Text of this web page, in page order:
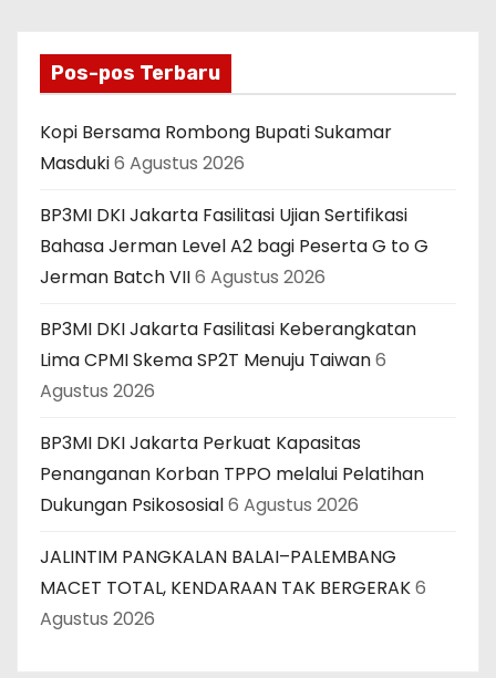
Pos-pos Terbaru
Kopi Bersama Rombong Bupati Sukamar
Masduki6 Agustus 2026
BP3MI DKI Jakarta Fasilitasi Ujian Sertifikasi
Bahasa Jerman Level A2 bagi Peserta G to G
Jerman Batch VII6 Agustus 2026
BP3MI DKI Jakarta Fasilitasi Keberangkatan
Lima CPMI Skema SP2T Menuju Taiwan6
Agustus 2026
BP3MI DKI Jakarta Perkuat Kapasitas
Penanganan Korban TPPO melalui Pelatihan
Dukungan Psikososial6 Agustus 2026
JALINTIM PANGKALAN BALAI–PALEMBANG
MACET TOTAL, KENDARAAN TAK BERGERAK6
Agustus 2026